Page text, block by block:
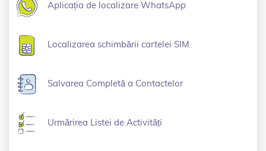
Aplicația de localizare WhatsApp
Localizarea schimbării cartelei SIM
Salvarea Completă a Contactelor
Urmărirea Listei de Activități